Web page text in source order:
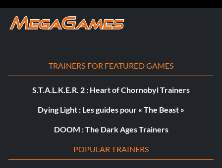
TRAINERS FOR FEATURED GAMES
S.T.A.L.K.E.R. 2 : Heart of Chornobyl Trainers
Dying Light : Les guides pour « The Beast »
DOOM : The Dark Ages Trainers
POPULAR TRAINERS